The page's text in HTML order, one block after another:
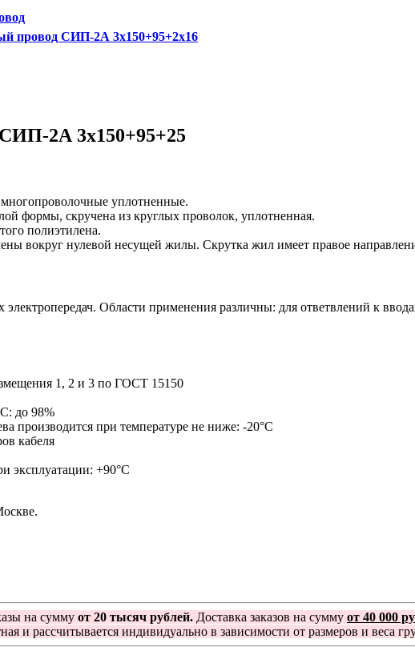
провод СИП-2А 3х150+95+2х16
2А 3х150+95+25
уплотненные.
формы, скручена из круглых проволок, уплотненная.
полиэтилена.
вокруг нулевой несущей жилы. Скрутка жил имеет правое
Области применения различны: для ответвлений к
1, 2 и 3 по ГОСТ 15150
до 98%
производится при температуре не ниже: -20°С
кабеля
эксплуатации: +90°С
на сумму от 20 тысяч рублей. Доставка заказов на сумму от 40 000
и рассчитывается индивидуально в зависимости от размеров и веса